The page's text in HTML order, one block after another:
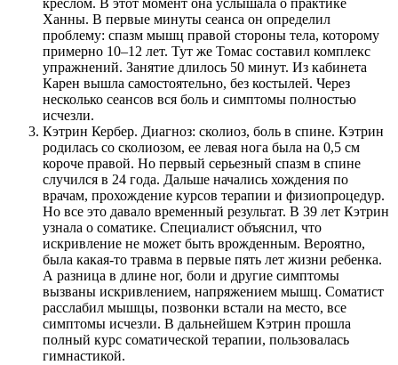
креслом. В этот момент она услышала о практике
Ханны. В первые минуты сеанса он определил
проблему: спазм мышц правой стороны тела, которому
примерно 10–12 лет. Тут же Томас составил комплекс
упражнений. Занятие длилось 50 минут. Из кабинета
Карен вышла самостоятельно, без костылей. Через
несколько сеансов вся боль и симптомы полностью
исчезли.
Кэтрин Кербер. Диагноз: сколиоз, боль в спине. Кэтрин
родилась со сколиозом, ее левая нога была на 0,5 см
короче правой. Но первый серьезный спазм в спине
случился в 24 года. Дальше начались хождения по
врачам, прохождение курсов терапии и физиопроцедур.
Но все это давало временный результат. В 39 лет Кэтрин
узнала о соматике. Специалист объяснил, что
искривление не может быть врожденным. Вероятно,
была какая-то травма в первые пять лет жизни ребенка.
А разница в длине ног, боли и другие симптомы
вызваны искривлением, напряжением мышц. Соматист
расслабил мышцы, позвонки встали на место, все
симптомы исчезли. В дальнейшем Кэтрин прошла
полный курс соматической терапии, пользовалась
гимнастикой.